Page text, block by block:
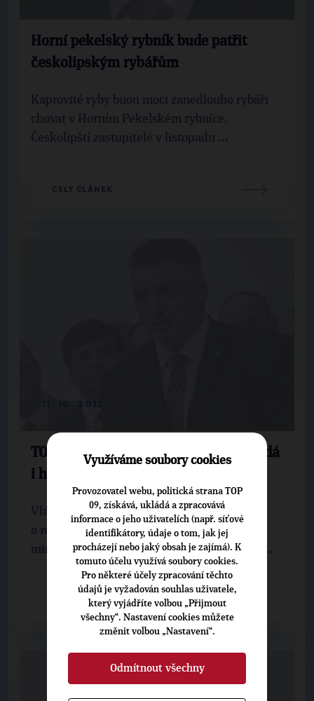
Horní pekelský rybník bude patřit
českolipským rybářům
Kaprovité ryby buou moci zanedlouho rybáři
chovat v Horním Pekelském rybníce.
Českolipští zastupitelé v listopadu ...
CELÝ ČLÁNEK
TOP 09 a STAN: Finanční ústava ohlídá
i hospodaření krajů
Vláda schválila návrh ústavního zákona
o rozpočtové odpovědnosti. Finanční ústava
mimo jiné stanoví maximální limit pro výši ...
CELÝ ČLÁNEK
Využíváme soubory cookies
Provozovatel webu, politická strana TOP
09, získává, ukládá a zpracovává
informace o jeho uživatelích (např. síťové
identifikátory, údaje o tom, jak jej
procházejí nebo jaký obsah je zajímá). K
tomuto účelu využívá soubory cookies.
Pro některé účely zpracování těchto
údajů je vyžadován souhlas uživatele,
který vyjádříte volbou „Přijmout
všechny“. Nastavení cookies můžete
změnit volbou „Nastavení“.
Odmítnout všechny